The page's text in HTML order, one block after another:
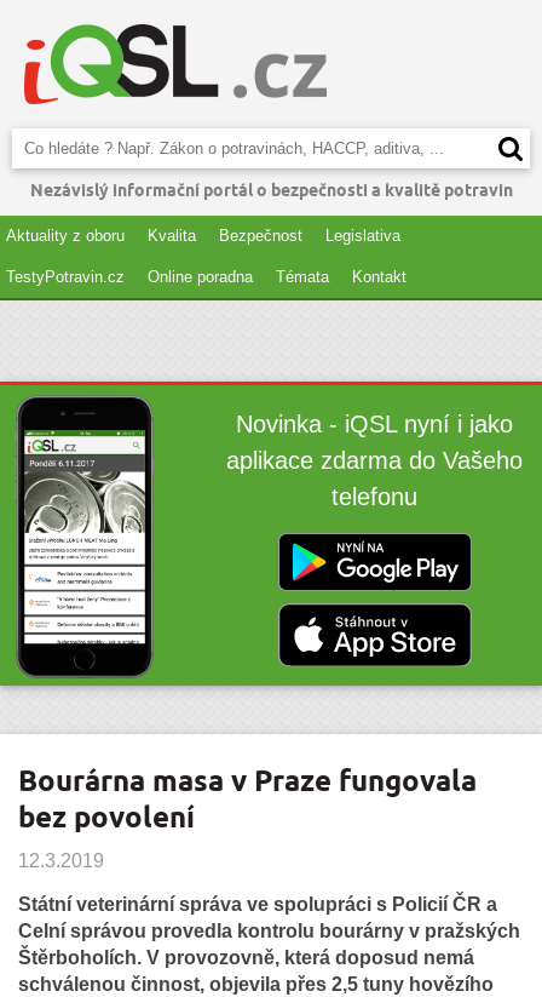
Nezávislý informační portál o bezpečnosti a kvalitě potravin
Aktuality z oboru Kvalita Bezpečnost Legislativa
TestyPotravin.cz Online poradna Témata Kontakt
Novinka - iQSL nyní i jako
aplikace zdarma do Vašeho
telefonu
Bourárna masa v Praze fungovala
bez povolení
12.3.2019
Státní veterinární správa ve spolupráci s Policií ČR a
Celní správou provedla kontrolu bourárny v pražských
Štěrboholích. V provozovně, která doposud nemá
schválenou činnost, objevila přes 2,5 tuny hovězího